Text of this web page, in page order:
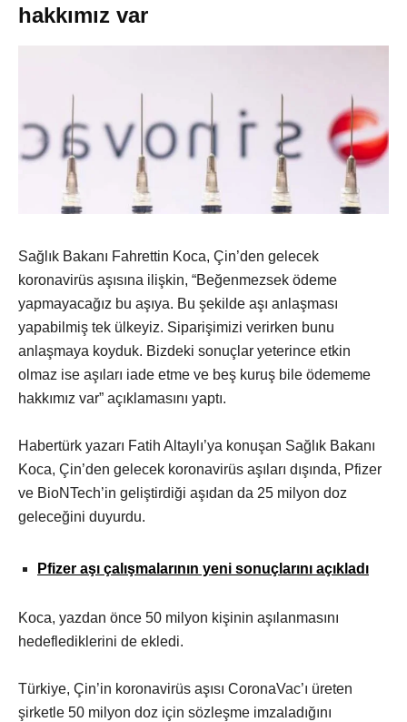
hakkımız var
Sağlık Bakanı Fahrettin Koca, Çin’den gelecek
koronavirüs aşısına ilişkin, “Beğenmezsek ödeme
yapmayacağız bu aşıya. Bu şekilde aşı anlaşması
yapabilmiş tek ülkeyiz. Siparişimizi verirken bunu
anlaşmaya koyduk. Bizdeki sonuçlar yeterince etkin
olmaz ise aşıları iade etme ve beş kuruş bile ödememe
hakkımız var” açıklamasını yaptı.
Habertürk yazarı Fatih Altaylı’ya konuşan Sağlık Bakanı
Koca, Çin’den gelecek koronavirüs aşıları dışında, Pfizer
ve BioNTech’in geliştirdiği aşıdan da 25 milyon doz
geleceğini duyurdu.
Pfizer aşı çalışmalarının yeni sonuçlarını açıkladı
Koca, yazdan önce 50 milyon kişinin aşılanmasını
hedeflediklerini de ekledi.
Türkiye, Çin’in koronavirüs aşısı CoronaVac’ı üreten
şirketle 50 milyon doz için sözleşme imzaladığını